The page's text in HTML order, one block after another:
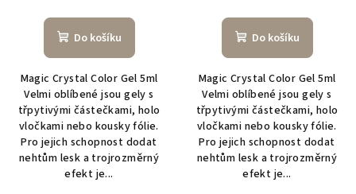
Do košíku
Magic Crystal Color Gel 5ml
Velmi oblíbené jsou gely s
třpytivými částečkami, holo
vločkami nebo kousky fólie.
Pro jejich schopnost dodat
nehtům lesk a trojrozměrný
efekt je...
Do košíku
Magic Crystal Color Gel 5ml
Velmi oblíbené jsou gely s
třpytivými částečkami, holo
vločkami nebo kousky fólie.
Pro jejich schopnost dodat
nehtům lesk a trojrozměrný
efekt je...